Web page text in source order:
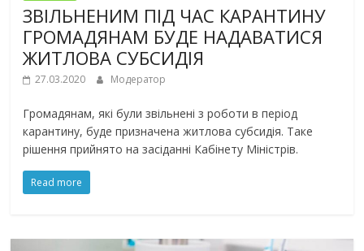
ЗВІЛЬНЕНИМ ПІД ЧАС КАРАНТИНУ
ГРОМАДЯНАМ БУДЕ НАДАВАТИСЯ
ЖИТЛОВА СУБСИДІЯ
27.03.2020 Модератор
Громадянам, які були звільнені з роботи в період
карантину, буде призначена житлова субсидія. Таке
рішення прийнято на засіданні Кабінету Міністрів.
Read more